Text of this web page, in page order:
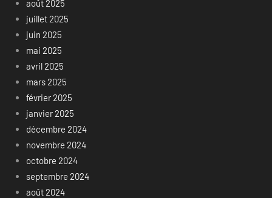
août 2025
juillet 2025
juin 2025
mai 2025
avril 2025
mars 2025
février 2025
janvier 2025
décembre 2024
novembre 2024
octobre 2024
septembre 2024
août 2024